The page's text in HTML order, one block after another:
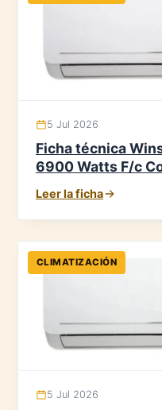
5 Jul 2026
Ficha técnica
6900 Watts F/c
Leer la ficha
CLIMATIZACIÓN
5 Jul 2026